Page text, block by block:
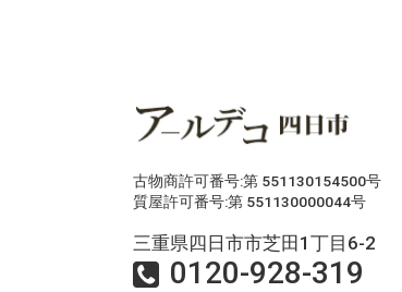
古物商許可番号:第 551130154500号
質屋許可番号:第 551130000044号
三重県四日市市芝田1丁目6-2
0120-928-319